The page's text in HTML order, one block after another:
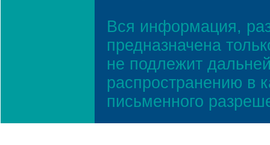
Вся информация,
предназначена
не подлежит
распространению в
письменного